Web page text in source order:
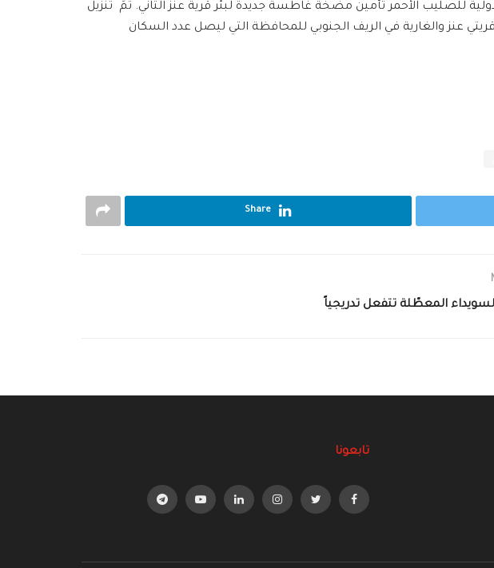
للصليب الأحمر تأمين مضخّة غاطسة جديدة لبئر قرية عنز الثاني. تمَ تنزيل
عنز والغارية في الريف الجنوبي للمحافظة التي ليصل عدد السكان
Share
السويداء المعطّلة تتفعل تدريجياً
تابعونا